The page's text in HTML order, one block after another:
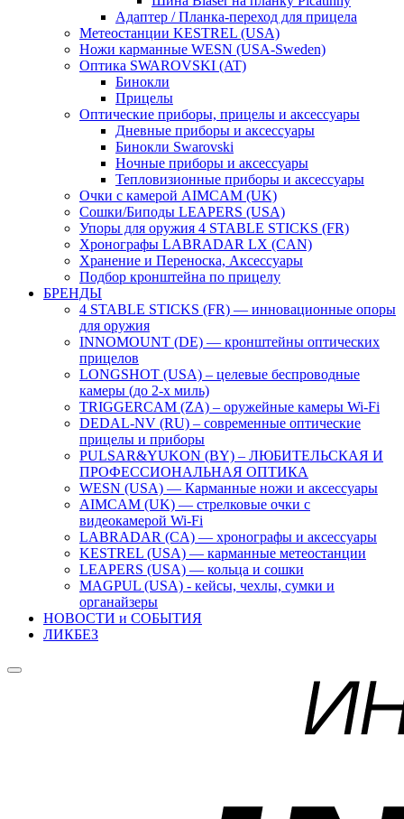
Адаптер / Планка-переход для прицела
Метеостанции KESTREL (USA)
Ножи карманные WESN (USA-Sweden)
Оптика SWAROVSKI (AT)
Бинокли
Прицелы
Оптические приборы, прицелы и аксессуары
Дневные приборы и аксессуары
Бинокли Swarovski
Ночные приборы и аксессуары
Тепловизионные приборы и аксессуары
Очки с камерой AIMCAM (UK)
Сошки/Биподы LEAPERS (USA)
Упоры для оружия 4 STABLE STICKS (FR)
Хронографы LABRADAR LX (CAN)
Хранение и Переноска, Аксессуары
Подбор кронштейна по прицелу
БРЕНДЫ
4 STABLE STICKS (FR) — инновационные опоры
для оружия
INNOMOUNT (DE) — кронштейны оптических
прицелов
LONGSHOT (USA) – целевые беспроводные
камеры (до 2-х миль)
TRIGGERCAM (ZA) – оружейные камеры Wi-Fi
DEDAL-NV (RU) – современные оптические
прицелы и приборы
PULSAR&YUKON (BY) – ЛЮБИТЕЛЬСКАЯ И
ПРОФЕССИОНАЛЬНАЯ ОПТИКА
WESN (USA) — Карманные ножи и аксессуары
AIMCAM (UK) — стрелковые очки с
видеокамерой Wi-Fi
LABRADAR (CA) — хронографы и аксессуары
KESTREL (USA) — карманные метеостанции
LEAPERS (USA) — кольца и сошки
MAGPUL (USA) - кейсы, чехлы, сумки и
органайзеры
НОВОСТИ и СОБЫТИЯ
ЛИКБЕЗ